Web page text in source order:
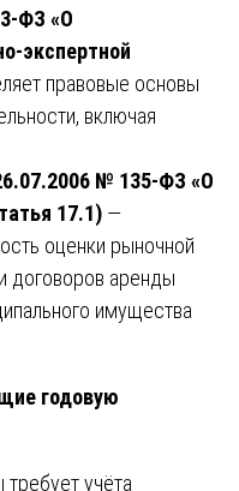
ФЗ «О
экспертной
правовые основы
включая
№ 135-ФЗ «О
17.1) —
оценки рыночной
договоров аренды
имущества
годовую
учёта